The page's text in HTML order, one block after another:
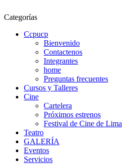
Categorías
Ccpucp
Bienvenido
Contactenos
Integrantes
home
Preguntas frecuentes
Cursos y Talleres
Cine
Cartelera
Próximos estrenos
Festival de Cine de Lima
Teatro
GALERÍA
Eventos
Servicios